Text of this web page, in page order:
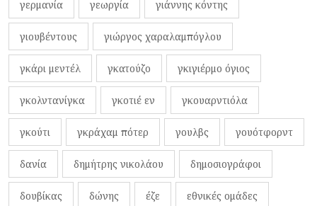
γερμανία γεωργία γιάννης κόντης
γιουβέντους γιώργος χαραλαμπόγλου
γκάρι μεντέλ γκατούζο γκιγιέρμο όγιος
γκολντανίγκα γκοτιέ εν γκουαρντιόλα
γκούτι γκράχαμ πότερ γουλβς γουότφορντ
δανία δημήτρης νικολάου δημοσιογράφοι
δουβίκας δώνης έζε εθνικές ομάδες